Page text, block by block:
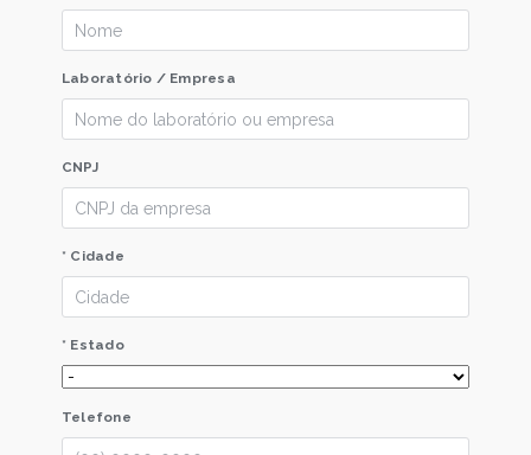
Laboratório / Empresa
CNPJ
* Cidade
* Estado
Telefone